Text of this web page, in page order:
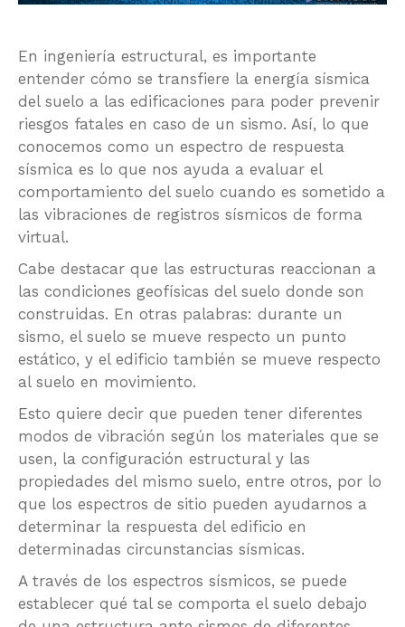
En ingeniería estructural, es importante
entender cómo se transfiere la energía sísmica
del suelo a las edificaciones para poder prevenir
riesgos fatales en caso de un sismo. Así, lo que
conocemos como un espectro de respuesta
sísmica es lo que nos ayuda a evaluar el
comportamiento del suelo cuando es sometido a
las vibraciones de registros sísmicos de forma
virtual.
Cabe destacar que las estructuras reaccionan a
las condiciones geofísicas del suelo donde son
construidas. En otras palabras: durante un
sismo, el suelo se mueve respecto un punto
estático, y el edificio también se mueve respecto
al suelo en movimiento.
Esto quiere decir que pueden tener diferentes
modos de vibración según los materiales que se
usen, la configuración estructural y las
propiedades del mismo suelo, entre otros, por lo
que los espectros de sitio pueden ayudarnos a
determinar la respuesta del edificio en
determinadas circunstancias sísmicas.
A través de los espectros sísmicos, se puede
establecer qué tal se comporta el suelo debajo